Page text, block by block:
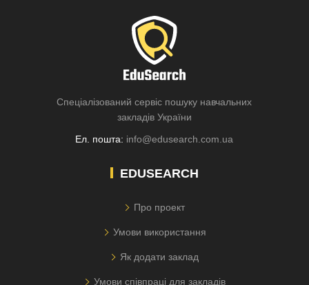
Спеціалізований сервіс пошуку навчальних
закладів України
Ел. пошта: info@edusearch.com.ua
EDUSEARCH
Про проект
Умови використання
Як додати заклад
Умови співпраці для закладів